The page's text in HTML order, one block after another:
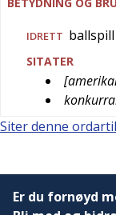
IDRETT
SITATER
Siter denne
Er du fornøyd